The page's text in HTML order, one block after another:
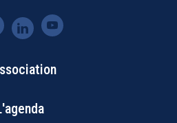
Bottom
Footer